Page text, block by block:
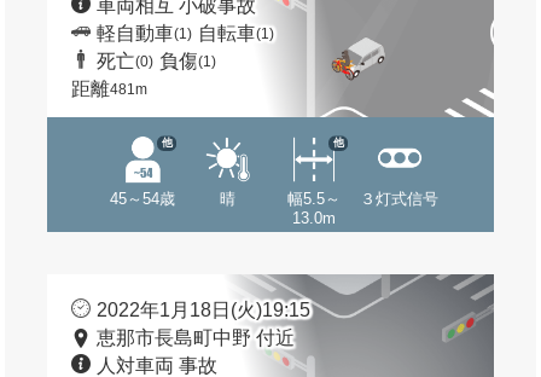
車両相互 小破事故
軽自動車(1) 自転車(1)
死亡(0) 負傷(1)
距離481m
45～54歳
他
晴
幅5.5～
13.0m
他
３灯式信号
2022年1月18日(火)19:15
恵那市長島町中野 付近
人対車両 事故